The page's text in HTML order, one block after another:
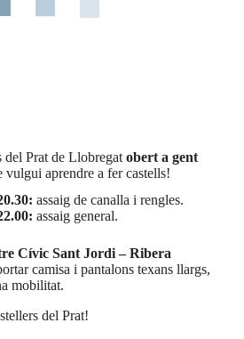
del Prat de Llobregat obert a gent
vulgui aprendre a fer castells!
assaig de canalla i rengles.
assaig general.
Cívic Sant Jordi – Ribera
camisa i pantalons texans llargs,
mobilitat.
del Prat!